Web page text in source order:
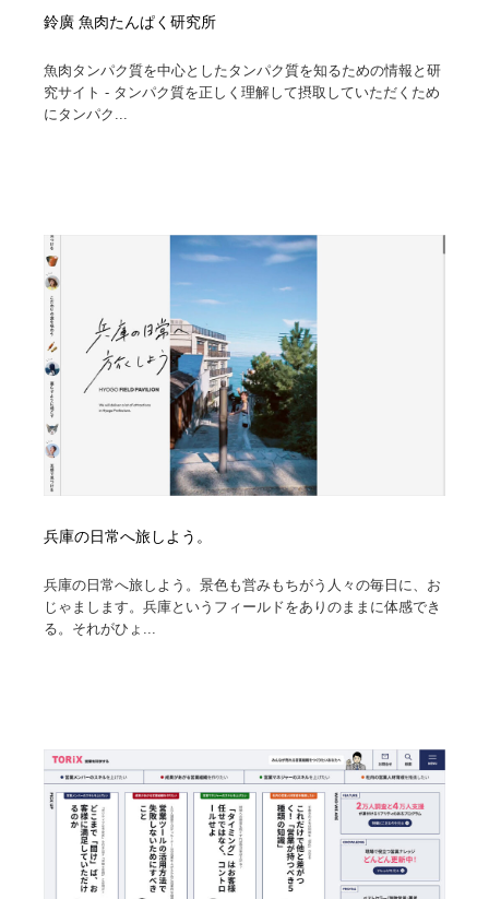
鈴廣 魚肉たんぱく研究所
魚肉タンパク質を中心としたタンパク質を知るための情報と研
究サイト - タンパク質を正しく理解して摂取していただくため
にタンパク...
兵庫の日常へ旅しよう。
兵庫の日常へ旅しよう。景色も営みもちがう人々の毎日に、お
じゃまします。兵庫というフィールドをありのままに体感でき
る。それがひょ...